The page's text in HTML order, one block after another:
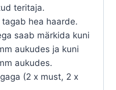
teritaja.
hea haarde.
saab märkida kuni
aukudes ja kuni
aukudes.
(2 x must, 2 x